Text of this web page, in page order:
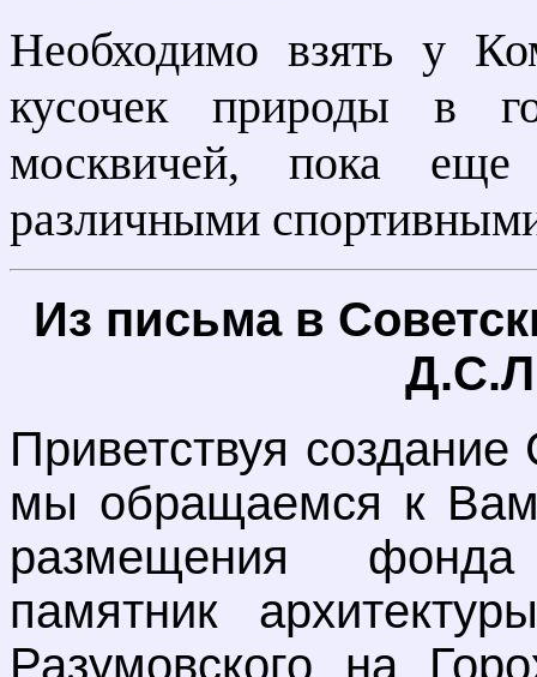
Необходимо взять у
кусочек природы в
москвичей, пока
различными
Из письма в
Приветствуя
мы обращаемся к
размещения
памятник
Разумовского на